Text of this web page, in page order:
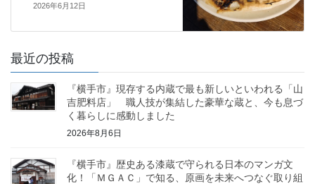
2026年6月12日
最近の投稿
『横手市』現存する内蔵で最も新しいといわれる「山
吉肥料店」 職人技が集結した豪華な蔵と、今も息づ
く暮らしに感動しました
2026年8月6日
『横手市』歴史ある漆蔵で守られる日本のマンガ文
化！「ＭＧＡＣ」で知る、原画を未来へつなぐ取り組